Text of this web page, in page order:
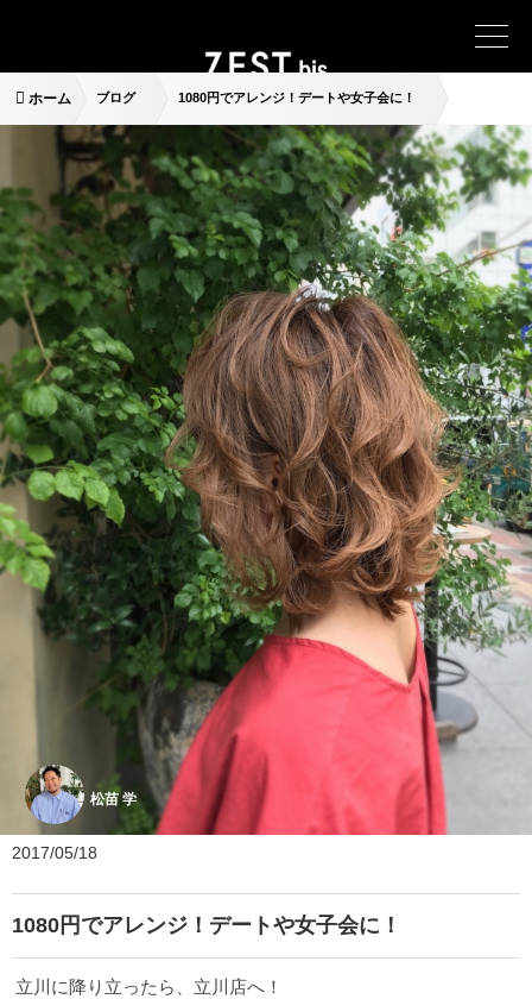
ホーム ブログ 1080円でアレンジ！デートや女子会に！
松苗 学
2017/05/18
1080円でアレンジ！デートや女子会に！
立川に降り立ったら、立川店へ！